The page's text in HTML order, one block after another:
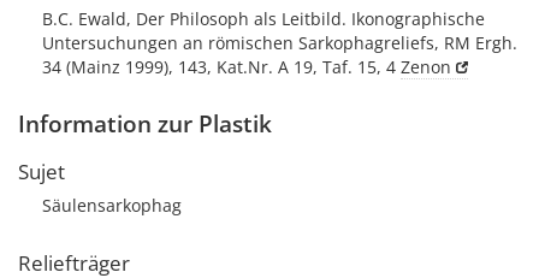
B.C. Ewald, Der Philosoph als Leitbild. Ikonographische
Untersuchungen an römischen Sarkophagreliefs, RM Ergh.
34 (Mainz 1999), 143, Kat.Nr. A 19, Taf. 15, 4 Zenon
Information zur Plastik
Sujet
Säulensarkophag
Reliefträger